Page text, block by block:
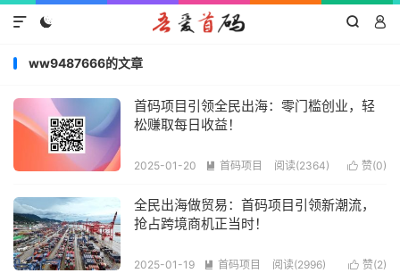
  

ww9487666的文章
首码项目引领全民出海：零门槛创业，轻
松赚取每日收益！
 赞(0)
2025-01-20  首码项目 阅读(2364)
全民出海做贸易：首码项目引领新潮流，
抢占跨境商机正当时！
 赞(2)
2025-01-19  首码项目 阅读(2996)